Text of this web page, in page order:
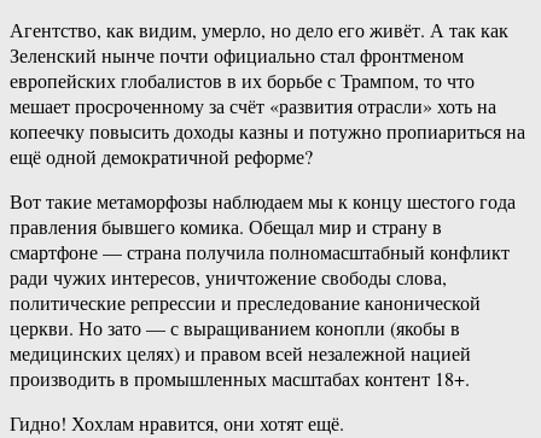
Агентство, как видим, умерло, но дело его живёт. А так как
Зеленский нынче почти официально стал фронтменом
европейских глобалистов в их борьбе с Трампом, то что
мешает просроченному за счёт «развития отрасли» хоть на
копеечку повысить доходы казны и потужно пропиариться на
ещё одной демократичной реформе?
Вот такие метаморфозы наблюдаем мы к концу шестого года
правления бывшего комика. Обещал мир и страну в
смартфоне — страна получила полномасштабный конфликт
ради чужих интересов, уничтожение свободы слова,
политические репрессии и преследование канонической
церкви. Но зато — с выращиванием конопли (якобы в
медицинских целях) и правом всей незалежной нацией
производить в промышленных масштабах контент 18+.
Гидно! Хохлам нравится, они хотят ещё.